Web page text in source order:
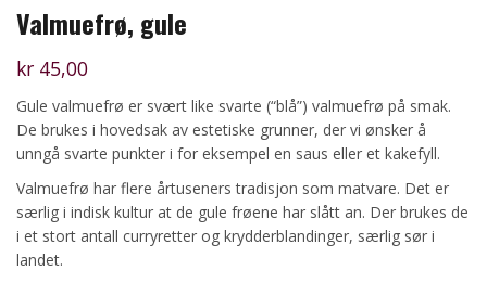
Valmuefrø, gule
kr 45,00
Gule valmuefrø er svært like svarte (“blå”) valmuefrø på smak.
De brukes i hovedsak av estetiske grunner, der vi ønsker å
unngå svarte punkter i for eksempel en saus eller et kakefyll.
Valmuefrø har flere årtuseners tradisjon som matvare. Det er
særlig i indisk kultur at de gule frøene har slått an. Der brukes de
i et stort antall curryretter og krydderblandinger, særlig sør i
landet.